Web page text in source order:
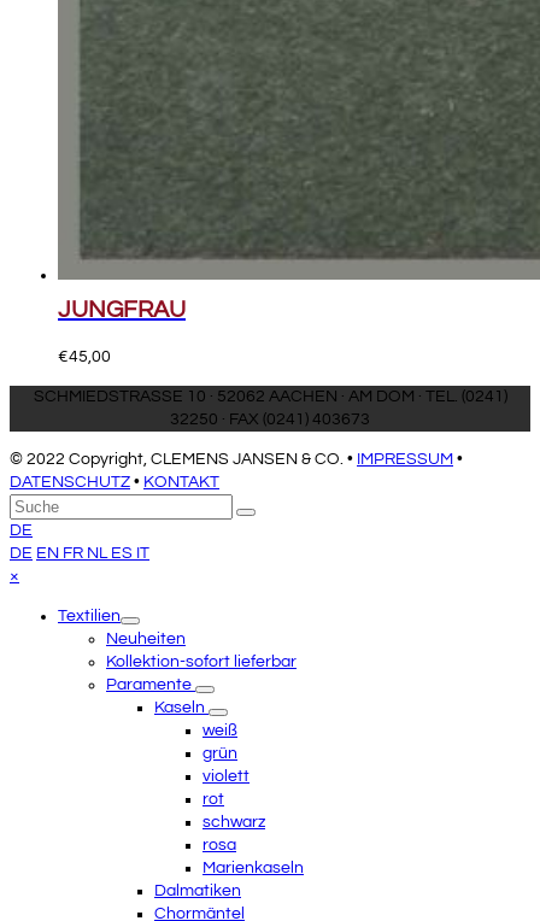
JUNGFRAU
€45,00
SCHMIEDSTRASSE 10 · 52062 AACHEN · AM DOM · TEL. (0241)
32250 · FAX (0241) 403673
© 2022 Copyright, CLEMENS JANSEN & CO. • IMPRESSUM •
DATENSCHUTZ • KONTAKT
An
den
Anfang
scrollen
Suche
Senden
DE
DE EN FR NL ES IT
×
menuTextilien
Neuheiten
Kollektion-sofort lieferbar
Paramente
Kaseln
weiß
grün
violett
rot
schwarz
rosa
Marienkaseln
Dalmatiken
Chormäntel